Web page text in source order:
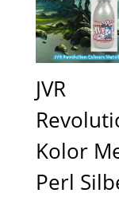
JVR
Kolor
Perl